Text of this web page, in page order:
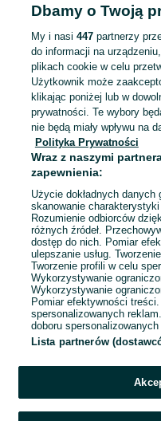
06
10
06
1 2
Dbamy o Twoją
My i nasi 447partnerzy
do informacji na
plikach cookie w celu
Użytkownik może
klikając poniżej lub w
prywatności. Te wybory
nie będą miały wpływu na
Polityka Prywatności
Wraz z naszymi
zapewnienia:
Użycie dokładnych
skanowanie
Rozumienie odbiorców
różnych źródeł.
dostęp do nich. Pomiar
ulepszanie usług.
Tworzenie profili w celu
Wykorzystywanie
Wykorzystywanie
Pomiar efektywności
spersonalizowanych
doboru
Lista partnerów